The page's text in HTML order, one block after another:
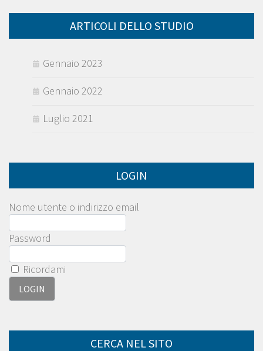
ARTICOLI DELLO STUDIO
Gennaio 2023
Gennaio 2022
Luglio 2021
LOGIN
Nome utente o indirizzo email
Password
Ricordami
CERCA NEL SITO